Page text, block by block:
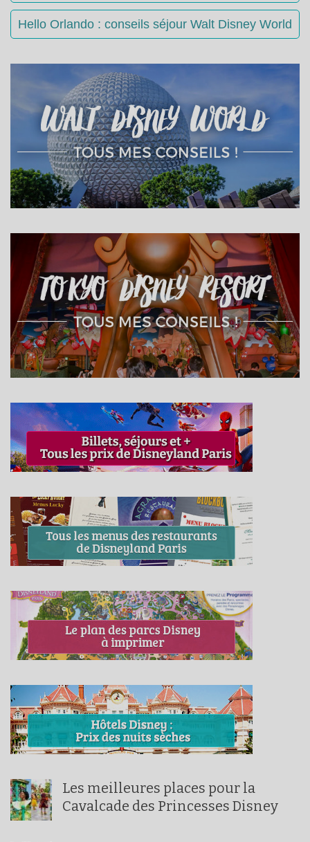
Hello Orlando : conseils séjour Walt Disney World
Les meilleures places pour la
Cavalcade des Princesses Disney